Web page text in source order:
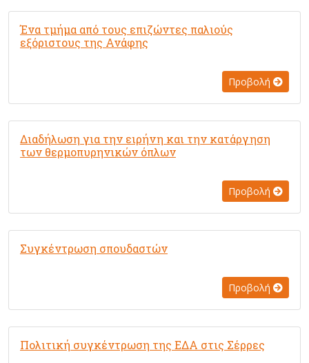
Ένα τμήμα από τους επιζώντες παλιούς
εξόριστους της Ανάφης
Προβολή
Διαδήλωση για την ειρήνη και την κατάργηση
των θερμοπυρηνικών όπλων
Προβολή
Συγκέντρωση σπουδαστών
Προβολή
Πολιτική συγκέντρωση της ΕΔΑ στις Σέρρες